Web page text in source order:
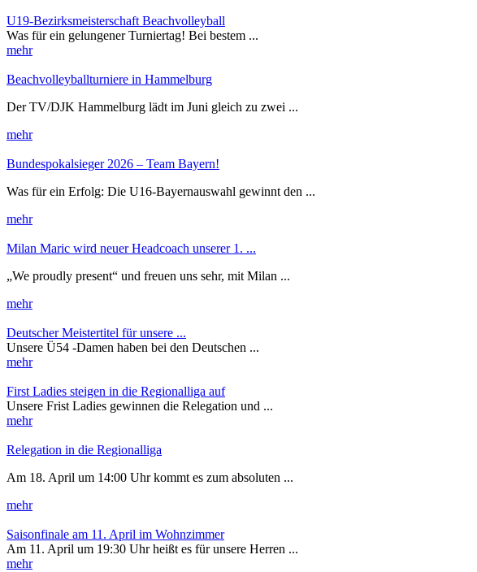
U19-Bezirksmeisterschaft Beachvolleyball
Was für ein gelungener Turniertag! Bei bestem ...
mehr
Beachvolleyballturniere in Hammelburg
Der TV/DJK Hammelburg lädt im Juni gleich zu zwei ...
mehr
Bundespokalsieger 2026 – Team Bayern!
Was für ein Erfolg: Die U16-Bayernauswahl gewinnt den ...
mehr
Milan Maric wird neuer Headcoach unserer 1. ...
„We proudly present“ und freuen uns sehr, mit Milan ...
mehr
Deutscher Meistertitel für unsere ...
Unsere Ü54 -Damen haben bei den Deutschen ...
mehr
First Ladies steigen in die Regionalliga auf
Unsere Frist Ladies gewinnen die Relegation und ...
mehr
Relegation in die Regionalliga
Am 18. April um 14:00 Uhr kommt es zum absoluten ...
mehr
Saisonfinale am 11. April im Wohnzimmer
Am 11. April um 19:30 Uhr heißt es für unsere Herren ...
mehr